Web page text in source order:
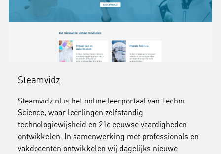
Steamvidz
Steamvidz.nl is het online leerportaal van Techni
Science, waar leerlingen zelfstandig
technologiewijsheid en 21e eeuwse vaardigheden
ontwikkelen. In samenwerking met professionals en
vakdocenten ontwikkelen wij dagelijks nieuwe